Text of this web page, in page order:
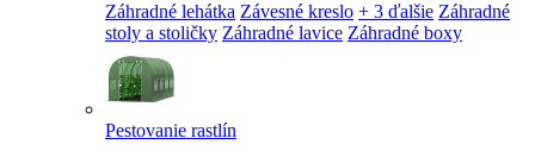
Záhradné lehátka Závesné kreslo + 3 ďalšie Záhradné
stoly a stoličky Záhradné lavice Záhradné boxy
Pestovanie rastlín